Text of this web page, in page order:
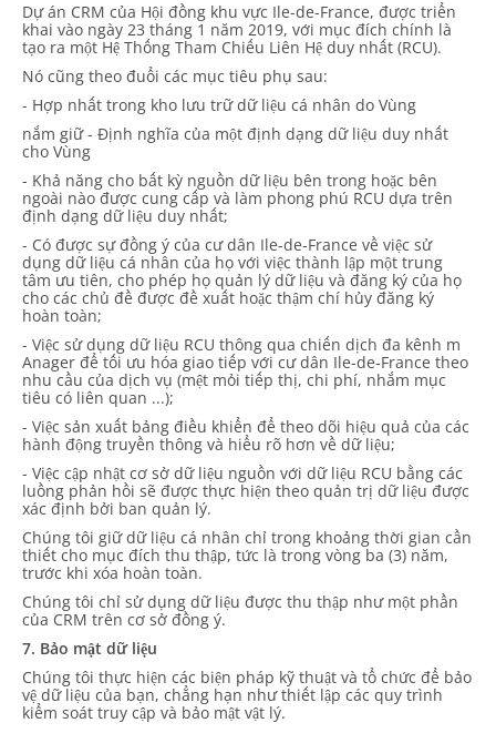
Dự án CRM của Hội đồng khu vực Ile-de-France, được triển
khai vào ngày 23 tháng 1 năm 2019, với mục đích chính là
tạo ra một Hệ Thống Tham Chiếu Liên Hệ duy nhất (RCU).
Nó cũng theo đuổi các mục tiêu phụ sau:
- Hợp nhất trong kho lưu trữ dữ liệu cá nhân do Vùng
nắm giữ - Định nghĩa của một định dạng dữ liệu duy nhất
cho Vùng
- Khả năng cho bất kỳ nguồn dữ liệu bên trong hoặc bên
ngoài nào được cung cấp và làm phong phú RCU dựa trên
định dạng dữ liệu duy nhất;
- Có được sự đồng ý của cư dân Ile-de-France về việc sử
dụng dữ liệu cá nhân của họ với việc thành lập một trung
tâm ưu tiên, cho phép họ quản lý dữ liệu và đăng ký của họ
cho các chủ đề được đề xuất hoặc thậm chí hủy đăng ký
hoàn toàn;
- Việc sử dụng dữ liệu RCU thông qua chiến dịch đa kênh m
Anager để tối ưu hóa giao tiếp với cư dân Ile-de-France theo
nhu cầu của dịch vụ (mệt mỏi tiếp thị, chi phí, nhắm mục
tiêu có liên quan ...);
- Việc sản xuất bảng điều khiển để theo dõi hiệu quả của các
hành động truyền thông và hiểu rõ hơn về dữ liệu;
- Việc cập nhật cơ sở dữ liệu nguồn với dữ liệu RCU bằng các
luồng phản hồi sẽ được thực hiện theo quản trị dữ liệu được
xác định bởi ban quản lý.
Chúng tôi giữ dữ liệu cá nhân chỉ trong khoảng thời gian cần
thiết cho mục đích thu thập, tức là trong vòng ba (3) năm,
trước khi xóa hoàn toàn.
Chúng tôi chỉ sử dụng dữ liệu được thu thập như một phần
của CRM trên cơ sở đồng ý.
7. Bảo mật dữ liệu
Chúng tôi thực hiện các biện pháp kỹ thuật và tổ chức để bảo
vệ dữ liệu của bạn, chẳng hạn như thiết lập các quy trình
kiểm soát truy cập và bảo mật vật lý.